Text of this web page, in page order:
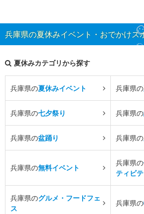
兵庫県の夏休みイベント・おでかけス
夏休みカテゴリから探す
兵庫県の夏休みイベント 兵庫県の
兵庫県の七夕祭り 兵庫県の
兵庫県の盆踊り 兵庫県の
兵庫県の無料イベント
兵庫県の
ティビ
兵庫県のグルメ・フードフェ
ス
兵庫県の